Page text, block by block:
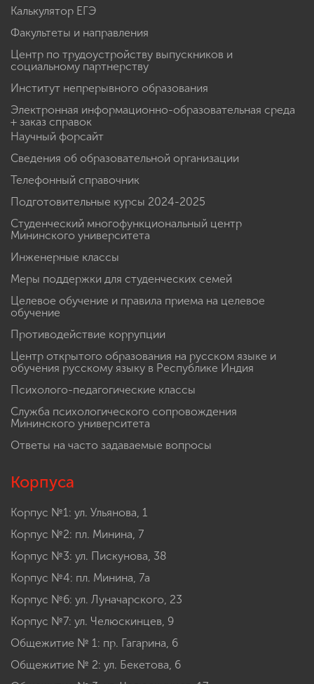
Калькулятор ЕГЭ
Факультеты и направления
Центр по трудоустройству выпускников и
социальному партнерству
Институт непрерывного образования
Электронная информационно-образовательная среда
+ заказ справок
Научный форсайт
Сведения об образовательной организации
Телефонный справочник
Подготовительные курсы 2024-2025
Студенческий многофункциональный центр
Мининского университета
Инженерные классы
Меры поддержки для студенческих семей
Целевое обучение и правила приема на целевое
обучение
Противодействие коррупции
Центр открытого образования на русском языке и
обучения русскому языку в Республике Индия
Психолого-педагогические классы
Служба психологического сопровождения
Мининского университета
Ответы на часто задаваемые вопросы
Корпуса
Корпус №1: ул. Ульянова, 1
Корпус №2: пл. Минина, 7
Корпус №3: ул. Пискунова, 38
Корпус №4: пл. Минина, 7а
Корпус №6: ул. Луначарского, 23
Корпус №7: ул. Челюскинцев, 9
Общежитие № 1: пр. Гагарина, 6
Общежитие № 2: ул. Бекетова, 6